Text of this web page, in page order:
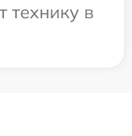
технику в